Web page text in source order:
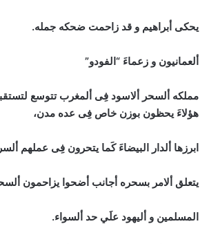
يحكى أبراهيم و قد زاحمت ضحكه جمله.
ألعمانيون و زعماءَ “الفودو”
مملكه ألسحر ألاسود فِى ألمغرب تتوسع
هؤلاءَ يحظون بوزن خاص فِى عده مدن،
ابرزها ألدار البيضاءَ كَما يتحرون فِى عملهم
يتعلق ألامر بسحره أجانب أضحوا يزاحمون
المسلمين و أليهود علَي حد ألسواء.